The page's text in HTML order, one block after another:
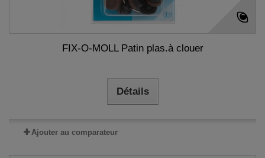
FIX-O-MOLL Patin plas.à clouer
Détails
Ajouter au comparateur